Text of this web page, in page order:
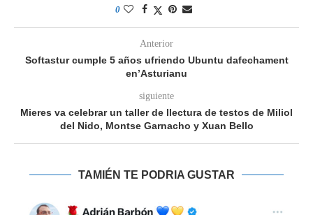
0
Anterior
Softastur cumple 5 años ufriendo Ubuntu dafechament
en’Asturianu
siguiente
Mieres va celebrar un taller de llectura de testos de Miliol
del Nido, Montse Garnacho y Xuan Bello
TAMIÉN TE PODRIA GUSTAR